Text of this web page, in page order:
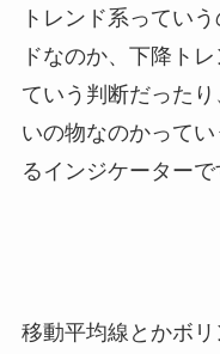
トレンド系っていう
ドなのか、下降ト
ていう判断だった
いの物なのかって
るインジケーターで
移動平均線とかボ